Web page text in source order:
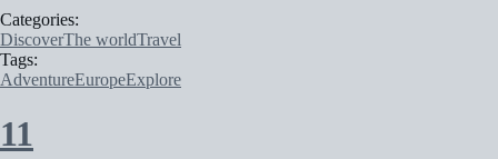
Categories:
DiscoverThe worldTravel
Tags:
AdventureEuropeExplore
11